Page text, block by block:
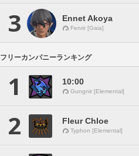
3 Ennet Akoya
Fenrir [Gaia]
フリーカンパニーランキング
1 10:00
Gungnir [Elemental]
2 Fleur Chloe
Typhon [Elemental]